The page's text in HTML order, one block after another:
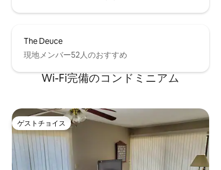
The Deuce
現地メンバー52人のおすすめ
Wi-Fi完備のコンドミニアム
ゲストチョイス
ゲストチョイス